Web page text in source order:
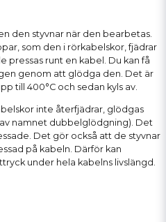
den styvnar när den bearbetas.
som den i rörkabelskor, fjädrar
pressas runt en kabel. Du kan få
genom att glödga den. Det är
till 400°C och sedan kyls av.
inte återfjädrar, glödgas
namnet dubbelglödgning). Det
Det gör också att de styvnar
på kabeln. Därför kan
under hela kabelns livslängd.